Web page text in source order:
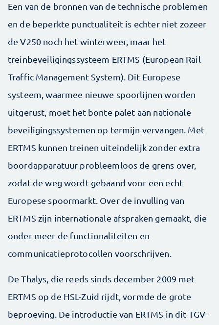
Een van de bronnen van de technische problemen
en de beperkte punctualiteit is echter niet zozeer
de V250 noch het winterweer, maar het
treinbeveiligingssysteem ERTMS (European Rail
Traffic Management System). Dit Europese
systeem, waarmee nieuwe spoorlijnen worden
uitgerust, moet het bonte palet aan nationale
beveiligingssystemen op termijn vervangen. Met
ERTMS kunnen treinen uiteindelijk zonder extra
boordapparatuur probleemloos de grens over,
zodat de weg wordt gebaand voor een echt
Europese spoormarkt. Over de invulling van
ERTMS zijn internationale afspraken gemaakt, die
onder meer de functionaliteiten en
communicatieprotocollen voorschrijven.
De Thalys, die reeds sinds december 2009 met
ERTMS op de HSL-Zuid rijdt, vormde de grote
beproeving. De introductie van ERTMS in dit TGV-